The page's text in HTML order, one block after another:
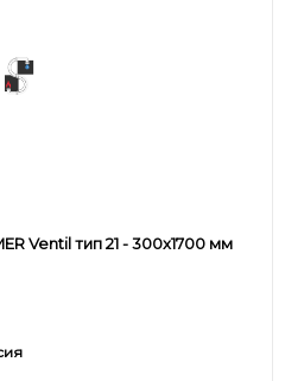
Ventil тип 21 - 300x1700 мм